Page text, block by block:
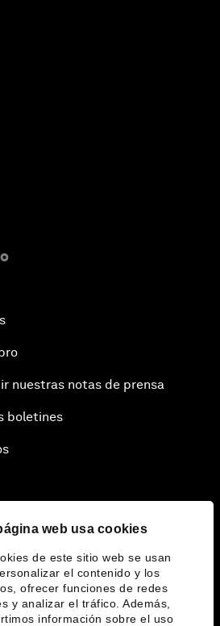
web usa cookies
de este sitio web se usan
el contenido y los
ofrecer funciones de redes
y analizar el tráfico. Además,
información sobre el uso
nuestras notas de prensa
boletines
idiomas